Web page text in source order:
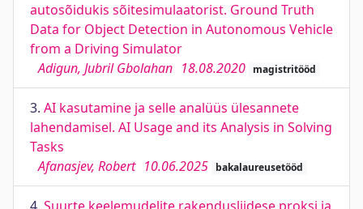
autosõidukis sõitesimulaatorist. Ground Truth
Data for Object Detection in Autonomous Vehicle
from a Driving Simulator
Adigun, Jubril Gbolahan 18.08.2020 magistritööd
3. AI kasutamine ja selle analüüs ülesannete
lahendamisel. AI Usage and its Analysis in Solving
Tasks
Afanasjev, Robert 10.06.2025 bakalaureusetööd